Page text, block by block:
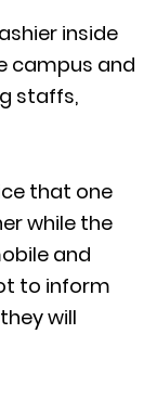
inside
campus and
staffs,
that one
while the
and
to inform
will